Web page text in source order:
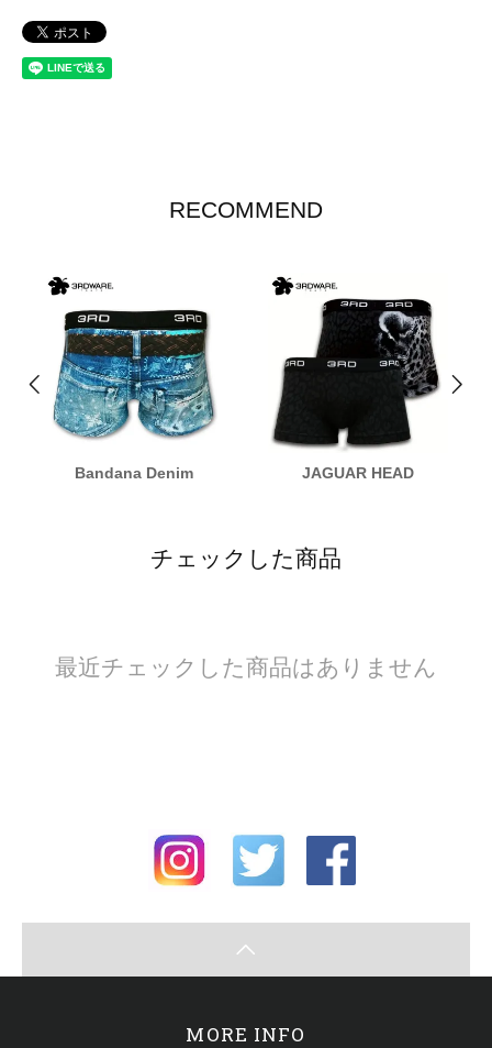
RECOMMEND
Bandana Denim JAGUAR HEAD
チェックした商品
最近チェックした商品はありません
MORE INFO